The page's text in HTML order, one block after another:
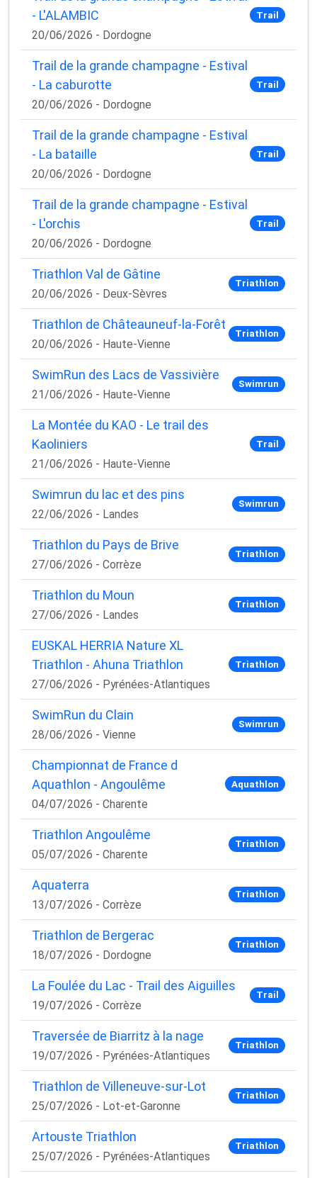
- L'ALAMBIC
20/06/2026 - Dordogne
Trail
Trail de la grande champagne - Estival
- La caburotte
20/06/2026 - Dordogne
Trail
Trail de la grande champagne - Estival
- La bataille
20/06/2026 - Dordogne
Trail
Trail de la grande champagne - Estival
- L'orchis
20/06/2026 - Dordogne
Trail
Triathlon Val de Gâtine
20/06/2026 - Deux-Sèvres
Triathlon
Triathlon de Châteauneuf-la-Forêt
20/06/2026 - Haute-Vienne
Triathlon
SwimRun des Lacs de Vassivière
21/06/2026 - Haute-Vienne
Swimrun
La Montée du KAO - Le trail des
Kaoliniers
21/06/2026 - Haute-Vienne
Trail
Swimrun du lac et des pins
22/06/2026 - Landes
Swimrun
Triathlon du Pays de Brive
27/06/2026 - Corrèze
Triathlon
Triathlon du Moun
27/06/2026 - Landes
Triathlon
EUSKAL HERRIA Nature XL
Triathlon - Ahuna Triathlon
27/06/2026 - Pyrénées-Atlantiques
Triathlon
SwimRun du Clain
28/06/2026 - Vienne
Swimrun
Championnat de France d
Aquathlon - Angoulême
04/07/2026 - Charente
Aquathlon
Triathlon Angoulême
05/07/2026 - Charente
Triathlon
Aquaterra
13/07/2026 - Corrèze
Triathlon
Triathlon de Bergerac
18/07/2026 - Dordogne
Triathlon
La Foulée du Lac - Trail des Aiguilles
19/07/2026 - Corrèze
Trail
Traversée de Biarritz à la nage
19/07/2026 - Pyrénées-Atlantiques
Triathlon
Triathlon de Villeneuve-sur-Lot
25/07/2026 - Lot-et-Garonne
Triathlon
Artouste Triathlon
25/07/2026 - Pyrénées-Atlantiques
Triathlon